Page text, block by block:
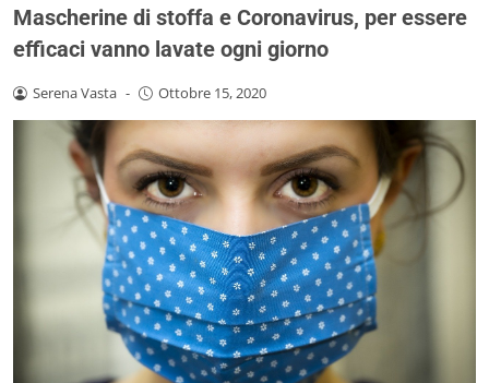
Mascherine di stoffa e Coronavirus, per essere
efficaci vanno lavate ogni giorno
Serena Vasta - Ottobre 15, 2020